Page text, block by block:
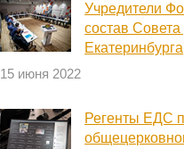
Учредители
состав
Екатеринбурга
15 июня 2022
Регенты ЕДС